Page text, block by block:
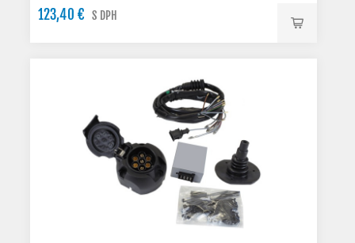
123,40 € S DPH